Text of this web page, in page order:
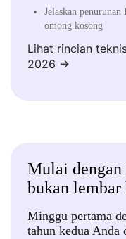
Jelaskan
omong kosong
Lihat rincian
2026 →
Mulai
bukan lembar
Minggu pertama
tahun kedua Anda